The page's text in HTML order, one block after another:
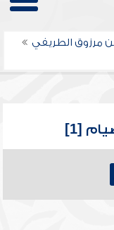
بن مرزوق الطريفي
[1]